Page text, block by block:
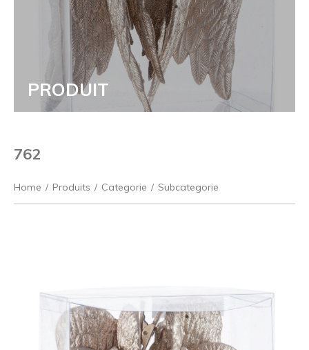
PRODUIT
762
Home / Produits / Categorie / Subcategorie